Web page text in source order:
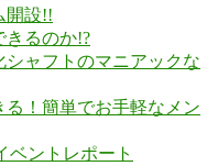
開設!!
きるのか!?
シャフトのマニアックな
る！簡単でお手軽なメン
ベントレポート